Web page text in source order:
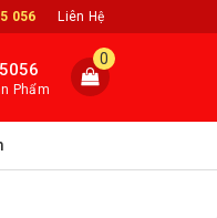
056 Liên Hệ
0
Phẩm